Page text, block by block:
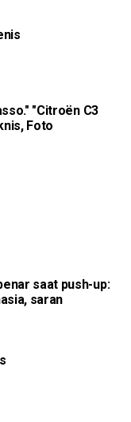
"Citroën C3
Foto
saat push-up:
saran